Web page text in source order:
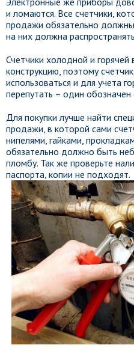
и ломаются. Все счетчики,
продажи обязательно
на них должна
Счетчики холодной и
конструкцию, поэтому
использоваться и для учета
перепутать – один
Для покупки лучше найти
продажи, в которой сами
нипелями, гайками,
обязательно должно быть
пломбу. Так же проверьте
паспорта, копии не подходят.